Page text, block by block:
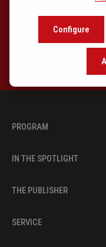
Our newsletter
learn about the
PROGRAM
IN THE SPOTLIGHT
THE PUBLISHER
SERVICE
Configure